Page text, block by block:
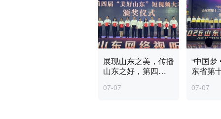
展现山东之美，传播
山东之好，第四
大赛颁奖仪式举行，
07-07
“中国梦
东省第
仪式举
07-07